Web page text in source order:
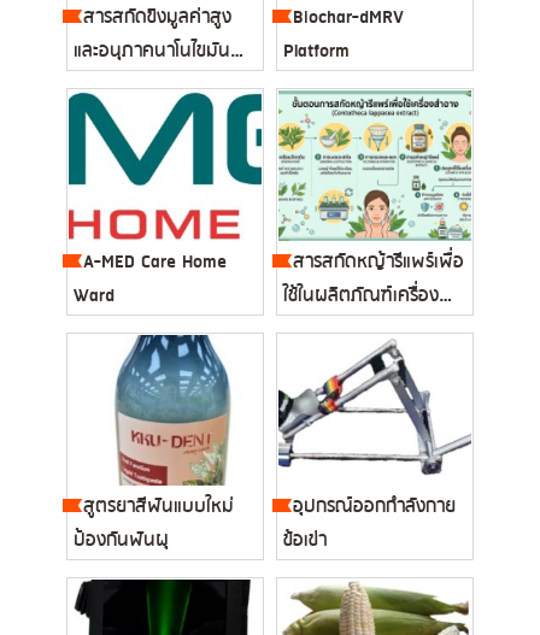
สารสกัดขิงมูลค่าสูง
และอนุภาคนาโนไขมันกัก
เก็บส...
Biochar-dMRV
Platform
A-MED Care Home
Ward
สารสกัดหญ้ารีแพร์เพื่อ
ใช้ในผลิตภัณฑ์เครื่อง
สำ...
สูตรยาสีฟันแบบใหม่
ป้องกันฟันผุ
อุปกรณ์ออกกำลังกาย
ข้อเข่า